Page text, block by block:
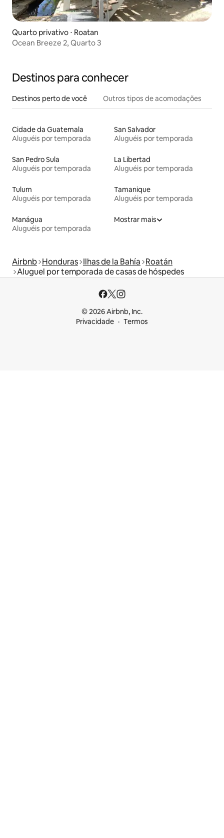
Quarto privativo ⋅ Roatan
Ocean Breeze 2, Quarto 3
Destinos para conhecer
Destinos perto de você Outros tipos de acomodações
Cidade da Guatemala
Aluguéis por temporada
San Salvador
Aluguéis por temporada
San Pedro Sula
Aluguéis por temporada
La Libertad
Aluguéis por temporada
Tulum
Aluguéis por temporada
Tamanique
Aluguéis por temporada
Manágua
Aluguéis por temporada
Mostrar mais
Airbnb Honduras Ilhas de la Bahía Roatán
Aluguel por temporada de casas de hóspedes
© 2026 Airbnb, Inc.
Privacidade
Termos